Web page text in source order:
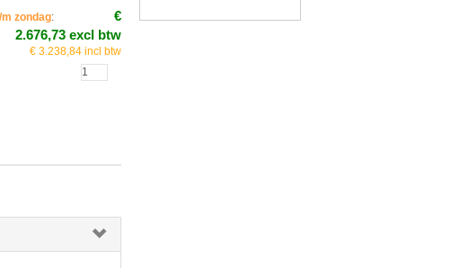
m zondag:
€
2.676,73 excl btw
€ 3.238,84 incl btw